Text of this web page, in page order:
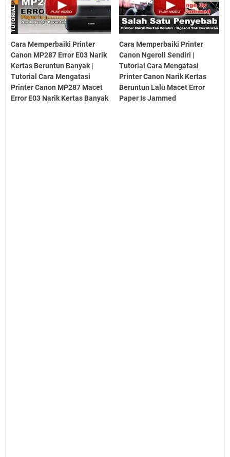
Cara Memperbaiki Printer
Canon MP287 Error E03 Narik
Kertas Beruntun Banyak |
Tutorial Cara Mengatasi
Printer Canon MP287 Macet
Error E03 Narik Kertas Banyak
Cara Memperbaiki Printer
Canon Ngeroll Sendiri |
Tutorial Cara Mengatasi
Printer Canon Narik Kertas
Beruntun Lalu Macet Error
Paper Is Jammed